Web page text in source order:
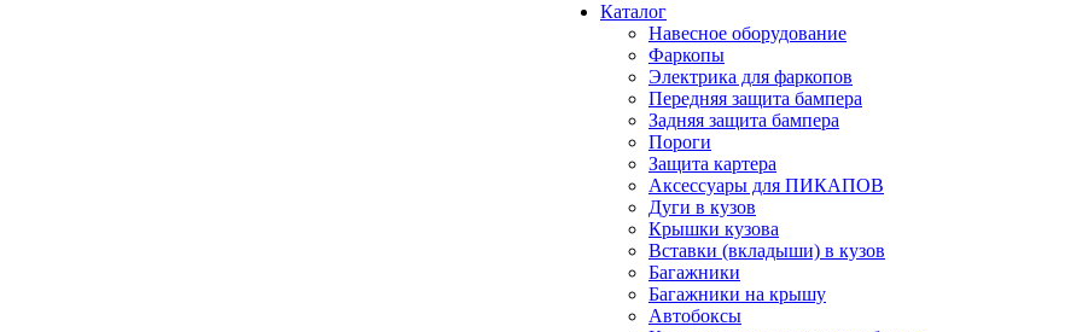
Каталог
Навесное оборудование
Фаркопы
Электрика для фаркопов
Передняя защита бампера
Задняя защита бампера
Пороги
Защита картера
Аксессуары для ПИКАПОВ
Дуги в кузов
Крышки кузова
Вставки (вкладыши) в кузов
Багажники
Багажники на крышу
Автобоксы